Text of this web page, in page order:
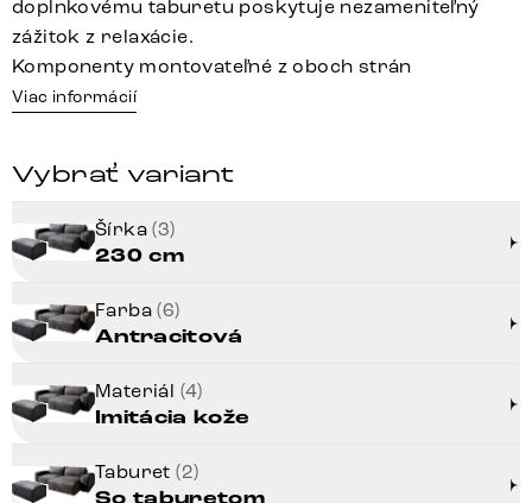
doplnkovému taburetu poskytuje nezameniteľný
zážitok z relaxácie.
Komponenty montovateľné z oboch strán
Viac informácií
Vybrať variant
Šírka(3)
230 cm
Farba(6)
Antracitová
Materiál (4)
Imitácia kože
Taburet(2)